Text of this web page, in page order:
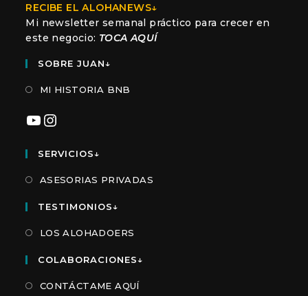
RECIBE EL ALOHANEWS↓
Mi newsletter semanal práctico para crecer en
este negocio: TOCA AQUÍ
SOBRE JUAN↓
MI HISTORIA BNB
YouTubeInstagram
SERVICIOS↓
ASESORIAS PRIVADAS
TESTIMONIOS↓
LOS ALOHADOERS
COLABORACIONES↓
CONTÁCTAME AQUÍ